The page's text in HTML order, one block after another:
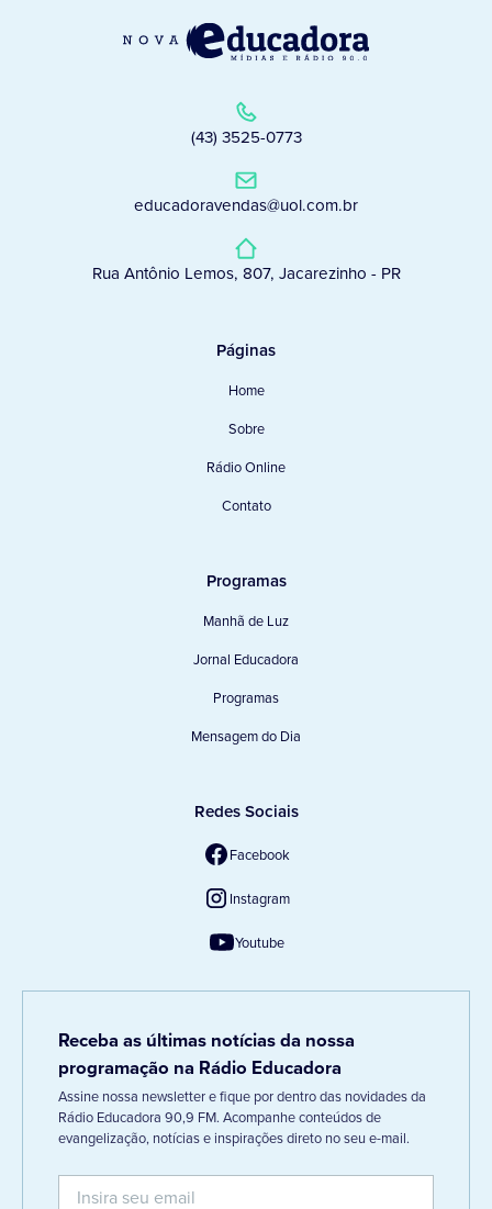
(43) 3525-0773
educadoravendas@uol.com.br
Rua Antônio Lemos, 807, Jacarezinho - PR
Páginas
Home
Sobre
Rádio Online
Contato
Programas
Manhã de Luz
Jornal Educadora
Programas
Mensagem do Dia
Redes Sociais
Facebook
Instagram
Youtube
Receba as últimas notícias da nossa
programação na Rádio Educadora
Assine nossa newsletter e fique por dentro das novidades da
Rádio Educadora 90,9 FM. Acompanhe conteúdos de
evangelização, notícias e inspirações direto no seu e-mail.